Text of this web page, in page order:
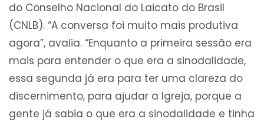
do Conselho Nacional do Laicato do Brasil
(CNLB). “A conversa foi muito mais produtiva
agora”, avalia. “Enquanto a primeira sessão era
mais para entender o que era a sinodalidade,
essa segunda já era para ter uma clareza do
discernimento, para ajudar a Igreja, porque a
gente já sabia o que era a sinodalidade e tinha